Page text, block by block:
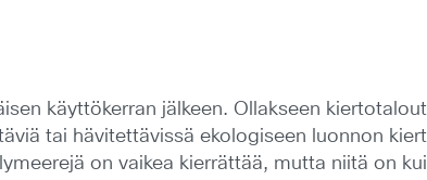
käyttökerran jälkeen. Ollakseen
tai hävitettävissä ekologiseen luonnon
on vaikea kierrättää, mutta niitä on